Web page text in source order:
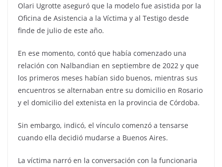
Olari Ugrotte aseguró que la modelo fue asistida por la
Oficina de Asistencia a la Víctima y al Testigo desde
finde de julio de este año.
En ese momento, contó que había comenzado una
relación con Nalbandian en septiembre de 2022 y que
los primeros meses habían sido buenos, mientras sus
encuentros se alternaban entre su domicilio en Rosario
y el domicilio del extenista en la provincia de Córdoba.
Sin embargo, indicó, el vínculo comenzó a tensarse
cuando ella decidió mudarse a Buenos Aires.
La víctima narró en la conversación con la funcionaria